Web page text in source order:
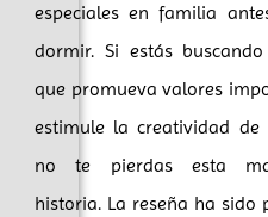
especiales en familia
dormir. Si estás
que promueva valores
estimule la creatividad de
no te pierdas esta
historia. La reseña ha sido